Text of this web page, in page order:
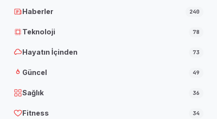
Haberler 240
Teknoloji 78
Hayatın İçinden 73
Güncel 49
Sağlık 36
Fitness 34